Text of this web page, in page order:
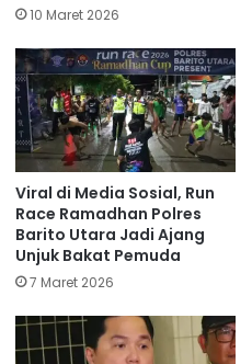
10 Maret 2026
Viral di Media Sosial, Run
Race Ramadhan Polres
Barito Utara Jadi Ajang
Unjuk Bakat Pemuda
7 Maret 2026